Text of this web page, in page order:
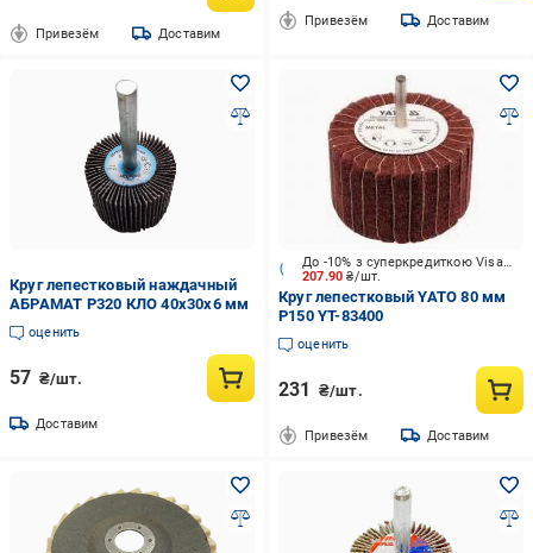
Привезём Доставим
Привезём Доставим
Круг лепестковый наждачный
АБРАМАТ Р320 КЛО 40х30х6 мм
оценить
57 ₴/шт.
Доставим
207.90₴/шт.
До -10% з суперкредиткою Visa Вигода
Круг лепестковый YATO 80 мм
P150 YT-83400
оценить
231 ₴/шт.
Привезём Доставим